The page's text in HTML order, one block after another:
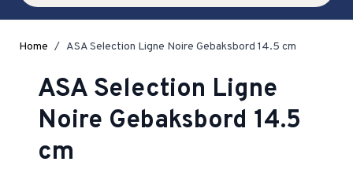
Home / ASA Selection Ligne Noire Gebaksbord 14.5 cm
ASA Selection Ligne
Noire Gebaksbord 14.5
cm